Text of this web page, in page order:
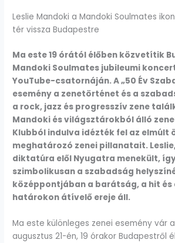
Leslie Mandoki a Mandoki Soulmates
tér vissza Budapestre
Ma este 19 órától élőben közvetítik
Mandoki Soulmates jubileumi
YouTube-csatornáján. A „50 Év
esemény a zenetörténet és a
a rock, jazz és progresszív zene
Mandoki és világsztárokból álló
Klubból indulva idézték fel az elmúlt
meghatározó zenei pillanatait.
diktatúra elől Nyugatra menekült,
szimbolikusan a szabadság
középpontjában a barátság, a hit és
határokon átívelő ereje áll.
Ma este különleges zenei esemény vár
augusztus 21-én, 19 órakor Budapestről